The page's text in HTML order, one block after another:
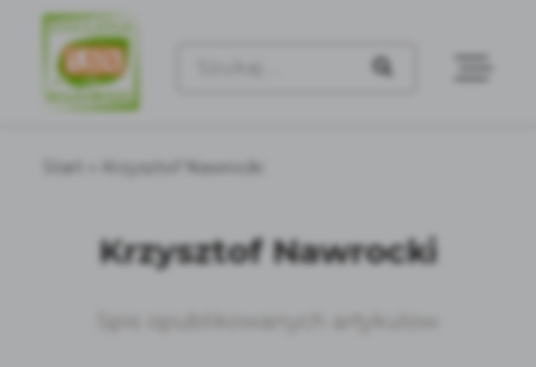
Start Krzysztof Nawrocki
Krzysztof Nawrocki